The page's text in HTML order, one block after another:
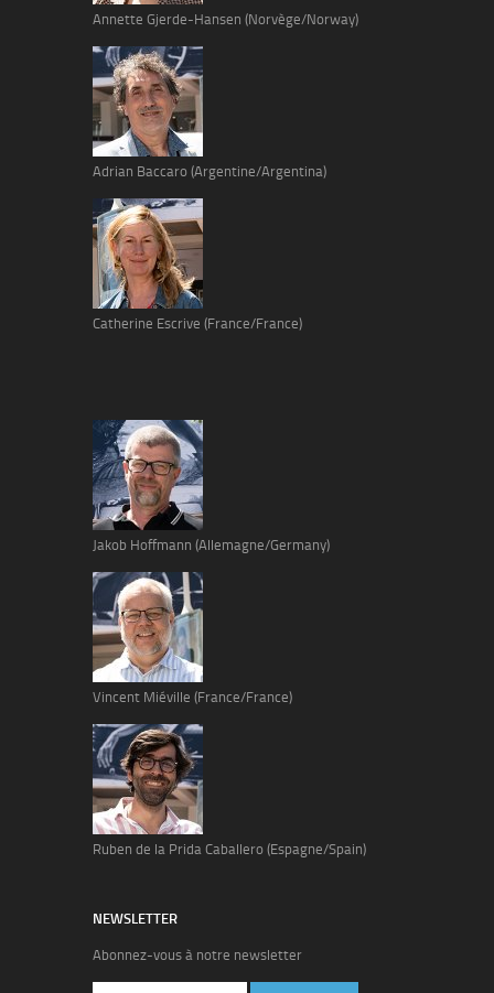
Annette Gjerde-Hansen (Norvège/Norway)
Adrian Baccaro (Argentine/Argentina)
Catherine Escrive (France/France)
Jakob Hoffmann (Allemagne/Germany)
Vincent Miéville (France/France)
Ruben de la Prida Caballero (Espagne/Spain)
NEWSLETTER
Abonnez-vous à notre newsletter